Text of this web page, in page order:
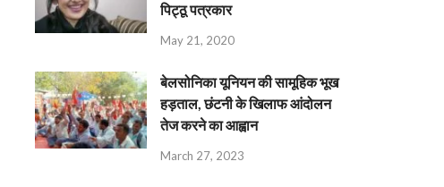
पिट्ठू पत्रकार
May 21, 2020
बेलसोनिका यूनियन की सामूहिक भूख
हड़ताल, छंटनी के खिलाफ आंदोलन
तेज करने का आह्वान
March 27, 2023